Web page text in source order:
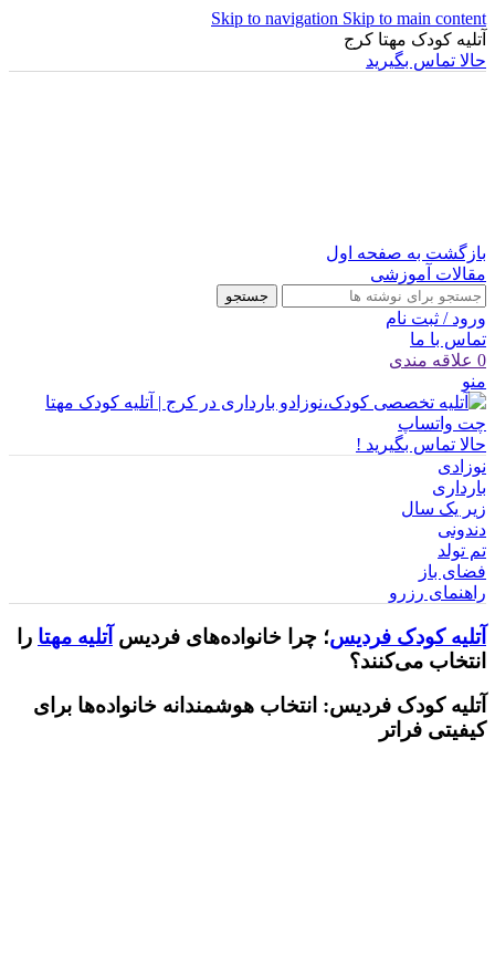
Skip to navigation Skip to main content
آتلیه کودک مهتا کرج
حالا تماس بگیرید
بازگشت به صفحه اول
مقالات آموزشی
جستجو
ورود / ثبت نام
تماس با ما
0 علاقه مندی
منو
چت واتساپ
حالا تماس بگیرید !
نوزادی
بارداری
زیر یک سال
دندونی
تم تولد
فضای باز
راهنمای رزرو
آتلیه کودک فردیس؛ چرا خانواده‌های فردیس آتلیه مهتا را
انتخاب می‌کنند؟
آتلیه کودک فردیس: انتخاب هوشمندانه خانواده‌ها برای
کیفیتی فراتر